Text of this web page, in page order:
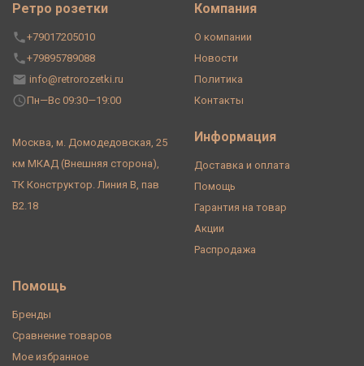
Ретро розетки
+79017205010
+79895789088
info@retrorozetki.ru
Пн—Вс 09:30—19:00
Москва, м. Домодедовская, 25
км МКАД (Внешняя сторона),
ТК Конструктор. Линия В, пав
В2.18
Компания
О компании
Новости
Политика
Контакты
Информация
Доставка и оплата
Помощь
Гарантия на товар
Акции
Распродажа
Помощь
Бренды
Сравнение товаров
Мое избранное